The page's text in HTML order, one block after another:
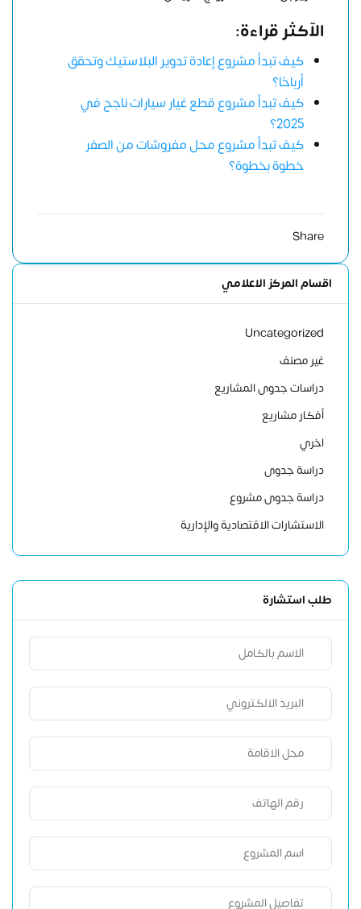
الآكثر قراءة:
كيف تبدأ مشروع إعادة تدوير البلاستيك وتحقق
أرباحًا؟
كيف تبدأ مشروع قطع غيار سيارات ناجح في
2025؟
كيف تبدأ مشروع محل مفروشات من الصفر
خطوة بخطوة؟
Share
اقسام المركز الاعلامي
Uncategorized
غير مصنف
دراسات جدوى المشاريع
أفكار مشاريع
اخري
دراسة جدوى
دراسة جدوى مشروع
الاستشارات الاقتصادية والإدارية
طلب استشارة